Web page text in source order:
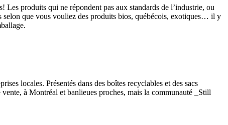
Les produits qui ne répondent pas aux standards de l’industrie, ou
selon que vous vouliez des produits bios, québécois, exotiques… il y
locales. Présentés dans des boîtes recyclables et des sacs
à Montréal et banlieues proches, mais la communauté _Still